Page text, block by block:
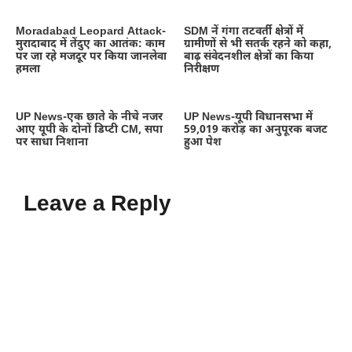
Moradabad Leopard Attack-
मुरादाबाद में तेंदुए का आतंक: काम
पर जा रहे मजदूर पर किया जानलेवा
हमला
SDM नें गंगा तटवर्ती क्षेत्रों में
ग्रामीणों से भी सतर्क रहने को कहा,
बाढ़ संवेदनशील क्षेत्रों का किया
निरीक्षण
UP News-एक छाते के नीचे नजर
आए यूपी के दोनों डिप्टी CM, सपा
पर साधा निशाना
UP News-यूपी विधानसभा में
59,019 करोड़ का अनुपूरक बजट
हुआ पेश
Leave a Reply